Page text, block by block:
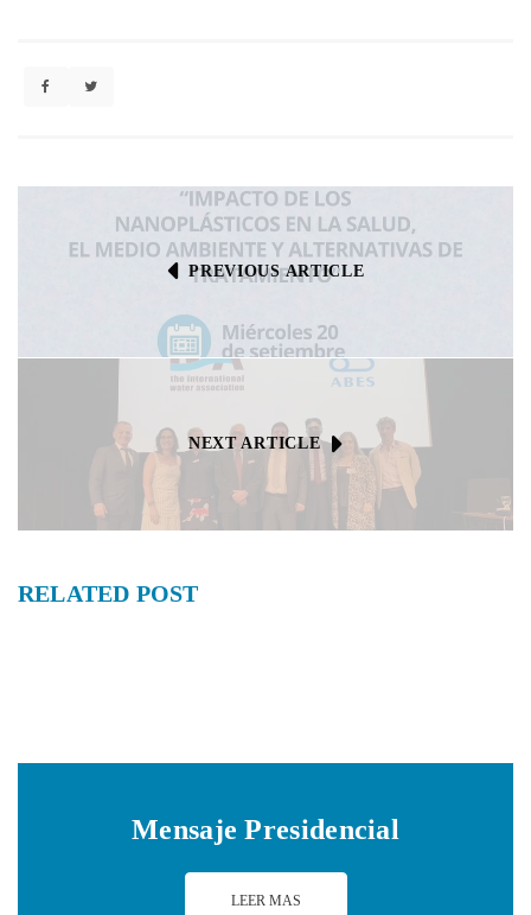
PREVIOUS ARTICLE
NEXT ARTICLE
RELATED POST
Mensaje Presidencial
LEER MAS